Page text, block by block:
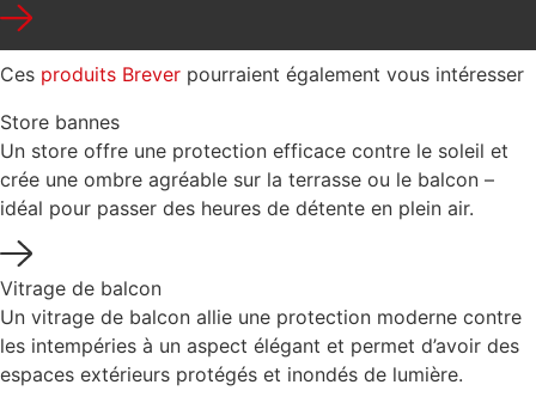
Ces produits Brever pourraient également vous intéresser
Store bannes
Un store offre une protection efficace contre le soleil et
crée une ombre agréable sur la terrasse ou le balcon –
idéal pour passer des heures de détente en plein air.
Vitrage de balcon
Un vitrage de balcon allie une protection moderne contre
les intempéries à un aspect élégant et permet d’avoir des
espaces extérieurs protégés et inondés de lumière.